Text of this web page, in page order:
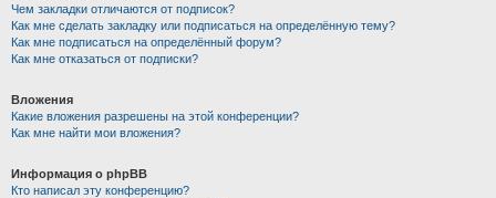
Чем закладки отличаются от подписок?
Как мне сделать закладку или подписаться на определённую тему?
Как мне подписаться на определённый форум?
Как мне отказаться от подписки?
Вложения
Какие вложения разрешены на этой конференции?
Как мне найти мои вложения?
Информация о phpBB
Кто написал эту конференцию?